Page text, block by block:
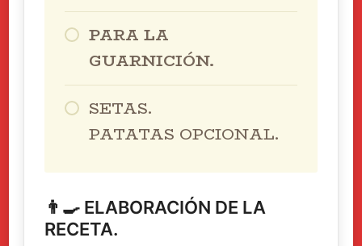
PARA LA
GUARNICIÓN.
SETAS.
PATATAS OPCIONAL.
👨🍳 ELABORACIÓN DE LA
RECETA.